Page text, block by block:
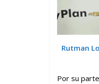
Rutman
Por su